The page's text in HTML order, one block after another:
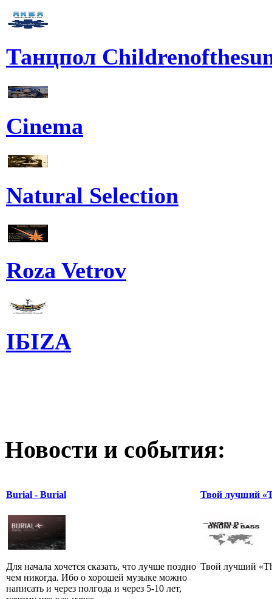
Танцпол
Cinema
Natural Selection
Roza Vetrov
IБIZA
Новости и события:
Burial - Burial
Для начала хочется сказать, что лучше поздно
чем никогда. Ибо о хорошей музыке можно
написать и через полгода и через 5-10 лет,
Твой лучший
Твой лучший